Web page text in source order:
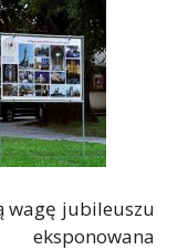
wagę jubileuszu